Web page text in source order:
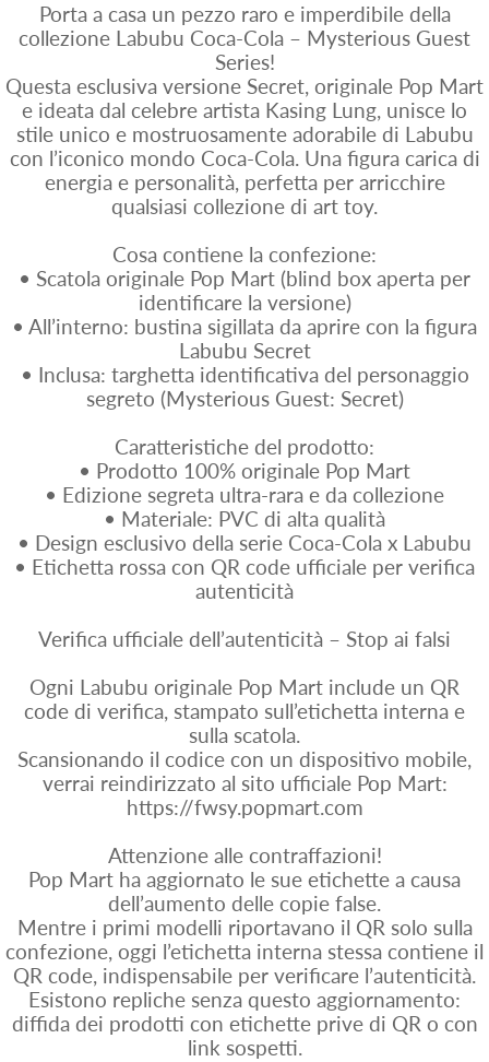
Porta a casa un pezzo raro e imperdibile della
collezione Labubu Coca-Cola – Mysterious Guest
Series!
Questa esclusiva versione Secret, originale Pop Mart
e ideata dal celebre artista Kasing Lung, unisce lo
stile unico e mostruosamente adorabile di Labubu
con l’iconico mondo Coca-Cola. Una figura carica di
energia e personalità, perfetta per arricchire
qualsiasi collezione di art toy.
Cosa contiene la confezione:
• Scatola originale Pop Mart (blind box aperta per
identificare la versione)
• All’interno: bustina sigillata da aprire con la figura
Labubu Secret
• Inclusa: targhetta identificativa del personaggio
segreto (Mysterious Guest: Secret)
Caratteristiche del prodotto:
• Prodotto 100% originale Pop Mart
• Edizione segreta ultra-rara e da collezione
• Materiale: PVC di alta qualità
• Design esclusivo della serie Coca-Cola x Labubu
• Etichetta rossa con QR code ufficiale per verifica
autenticità
Verifica ufficiale dell’autenticità – Stop ai falsi
Ogni Labubu originale Pop Mart include un QR
code di verifica, stampato sull’etichetta interna e
sulla scatola.
Scansionando il codice con un dispositivo mobile,
verrai reindirizzato al sito ufficiale Pop Mart:
https://fwsy.popmart.com
Attenzione alle contraffazioni!
Pop Mart ha aggiornato le sue etichette a causa
dell’aumento delle copie false.
Mentre i primi modelli riportavano il QR solo sulla
confezione, oggi l’etichetta interna stessa contiene il
QR code, indispensabile per verificare l’autenticità.
Esistono repliche senza questo aggiornamento:
diffida dei prodotti con etichette prive di QR o con
link sospetti.